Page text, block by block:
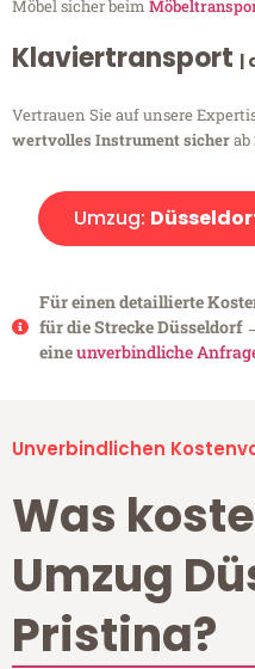
Möbel sicher beim
Klaviertransport |
Vertrauen Sie auf unsere
wertvolles Instrument sicherab
Umzug:
Für einen detaillierte
für die Strecke
eineunverbindliche
Unverbindlichen
Was
Umzug
Pristina?